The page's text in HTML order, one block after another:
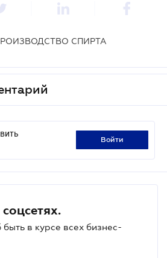
СПИРТА
войти
в курсе всех бизнес-